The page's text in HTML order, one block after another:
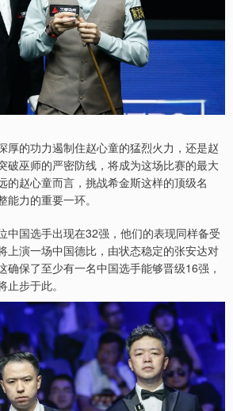
厚的功力遏制住赵心童的猛烈火力，还是赵
破巫师的严密防线，将成为这场比赛的最大
的赵心童而言，挑战希金斯这样的顶级名
力的重要一环。
中国选手出现在32强，他们的表现同样备受
上演一场中国德比，由状态稳定的张安达对
确保了至少有一名中国选手能够晋级16强，
步于此。